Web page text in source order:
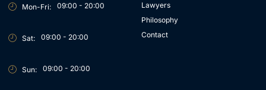
Mon-Fri:
09:00 - 20:00
Sat: 09:00 - 20:00
Sun: 09:00 - 20:00
Lawyers
Philosophy
Contact